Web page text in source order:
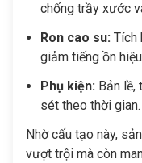
chống trầy xước
Ron cao su: Tích
giảm tiếng ồn
Phụ kiện: Bản lề,
sét theo thời gian.
Nhờ cấu tạo này,
vượt trội mà còn